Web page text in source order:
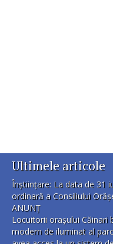
Ultimele articole
Înștiințare: La data de 31
ordinară a Consiliului
ANUNȚ
Locuitorii orașului Căinari
modern de iluminat al